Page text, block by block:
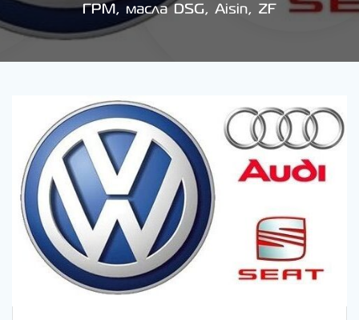
ГРМ, масла DSG, Aisin, ZF